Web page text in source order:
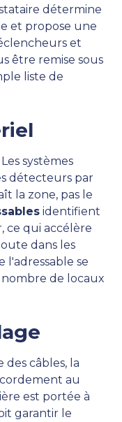
détermine
et propose une
et
être remise sous
liste de
systèmes
détecteurs par
la zone, pas le
identifient
ce qui accélère
dans les
l'adressable se
de locaux
câbles, la
au
est portée à
garantir le